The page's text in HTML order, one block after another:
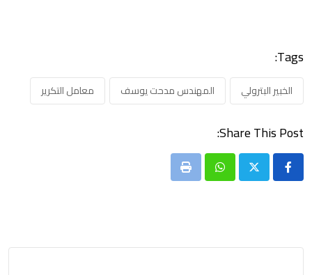
Tags:
الخبير البترولي المهندس مدحت يوسف معامل التكرير
Share This Post:
Whatsapp
Print